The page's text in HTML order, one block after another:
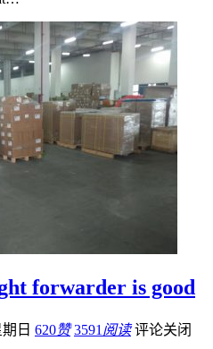
forwarder is good
日 620赞 3591 阅读 评论关闭